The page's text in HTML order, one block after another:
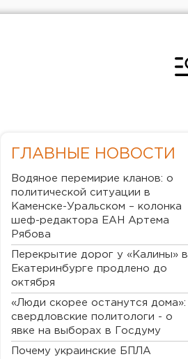
ГЛАВНЫЕ НОВОСТИ
Водяное перемирие кланов: о
политической ситуации в
Каменске-Уральском – колонка
шеф-редактора ЕАН Артема
Рябова
Перекрытие дорог у «Калины» в
Екатеринбурге продлено до
октября
«Люди скорее останутся дома»:
свердловские политологи - о
явке на выборах в Госдуму
Почему украинские БПЛА